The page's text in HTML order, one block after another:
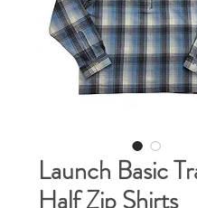
Launch Basic
Half Zip Shirts